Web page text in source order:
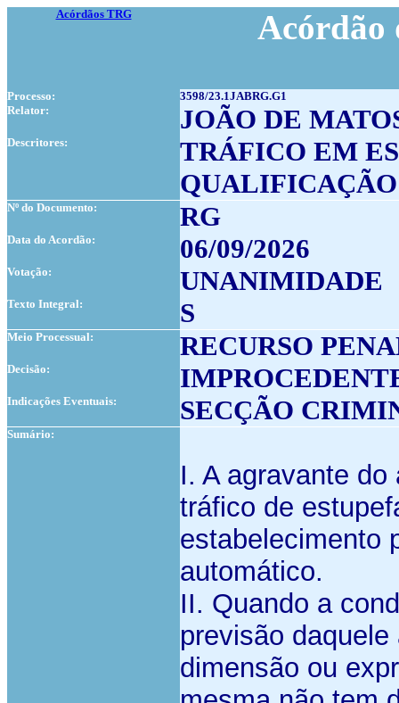
Acórdãos TRG Acórdão
Processo:
3598/23.1JABRG.G1
Relator:
JOÃO DE
Descritores:
TRÁFICO EM
Nº do Documento: RG
Data do Acordão: 06/09/2026
Votação: UNANIMIDADE
Texto Integral: S
Meio Processual: RECURSO
Decisão:
Indicações Eventuais: SECÇÃO
Sumário:
I. A agravante do
tráfico de
estabelecimento
automático.
II. Quando a
previsão
dimensão ou